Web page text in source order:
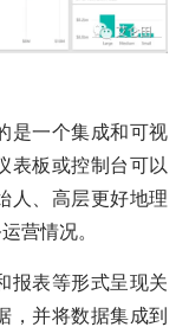
是一个集成和可视
表板或控制台可以
人、高层更好地理
营情况。
报表等形式呈现关
，并将数据集成到